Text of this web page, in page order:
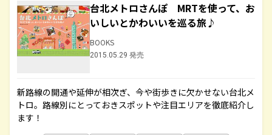
台北メトロさんぽ MRTを使って、お
いしいとかわいいを巡る旅♪
BOOKS
2015.05.29 発売
新路線の開通や延伸が相次ぎ、今や街歩きに欠かせない台北メ
トロ。路線別にとっておきスポットや注目エリアを徹底紹介し
ます！